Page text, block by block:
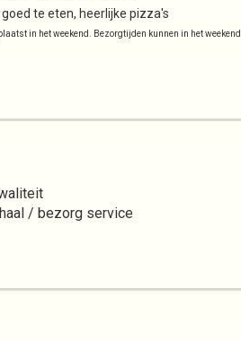
te eten, heerlijke pizza's
in het weekend. Bezorgtijden kunnen in het
/ bezorg service